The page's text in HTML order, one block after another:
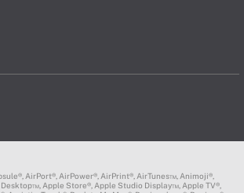
AirPort®, AirPower®, AirPrint®, AirTunes™, Animoji®,
Apple Store®, Apple Studio Display™, Apple TV®,